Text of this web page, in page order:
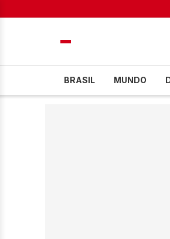
BRASIL MUNDO